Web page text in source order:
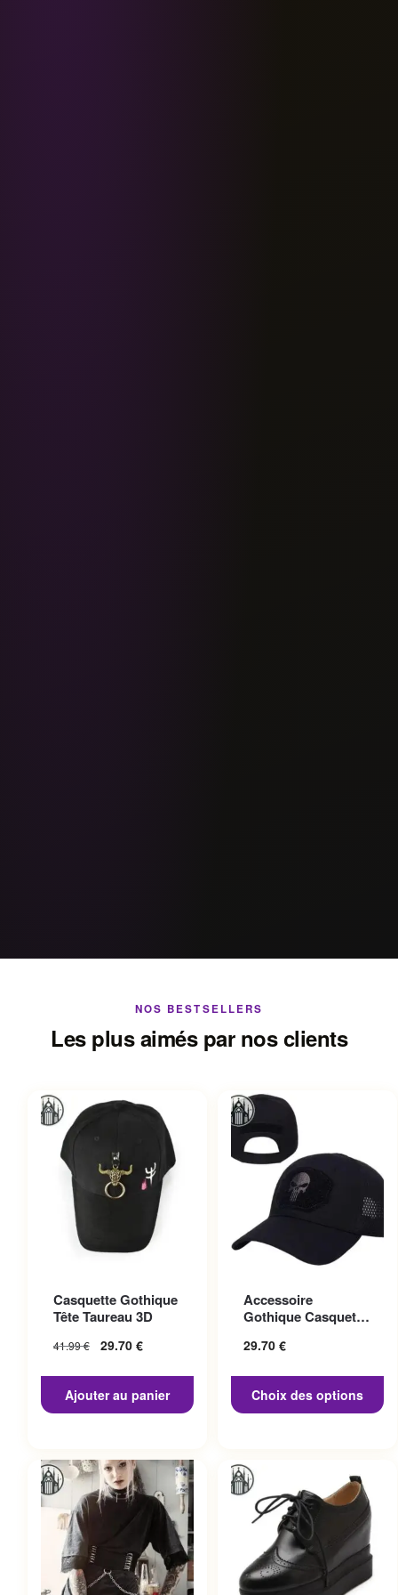
NOS BESTSELLERS
Les plus aimés par nos clients
Casquette Gothique
Tête Taureau 3D
41.99€ 29.70 €
Ajouter au panier
Accessoire
Gothique Casquette
29.70 €
Choix des options
variations. Les options
peuvent être choisies sur la
page du produit